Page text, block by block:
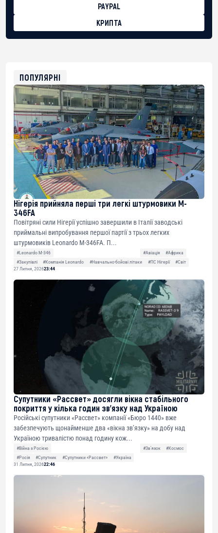
PAYPAL
КРИПТА
0xfD02863D3289416fcF50975c9DFda13623f97758
ПОПУЛЯРНІ
Нігерія прийняла перші три легкі штурмовики M-
346FA
Повітряні сили Нігерії успішно завершили в Італії заводські
приймальні випробування першої партії з трьох легких
штурмовиків Leonardo M-346FA. П...
#Leonardo M-346 #Авіація
#Африка
#Закупівлі
#Компанія Leonardo #Навчально-бойові літаки #ПС Нігерії
#Світ
27 Липня, 202623:44
Супутники «Рассвет» досягли вікна стабільного
покриття у кілька годин зв’язку над Україною
Російські супутники «Рассвет» компанії «Бюро 1440» вже
забезпечують щонайменше два «вікна зв’язку» на добу над
Україною тривалістю понад годину кож...
#Війна з Росією #Звʼязок
#Космос
#Росія
#Супутник #Супутники «Рассвет»
#Україна
31 Липня, 202622:46